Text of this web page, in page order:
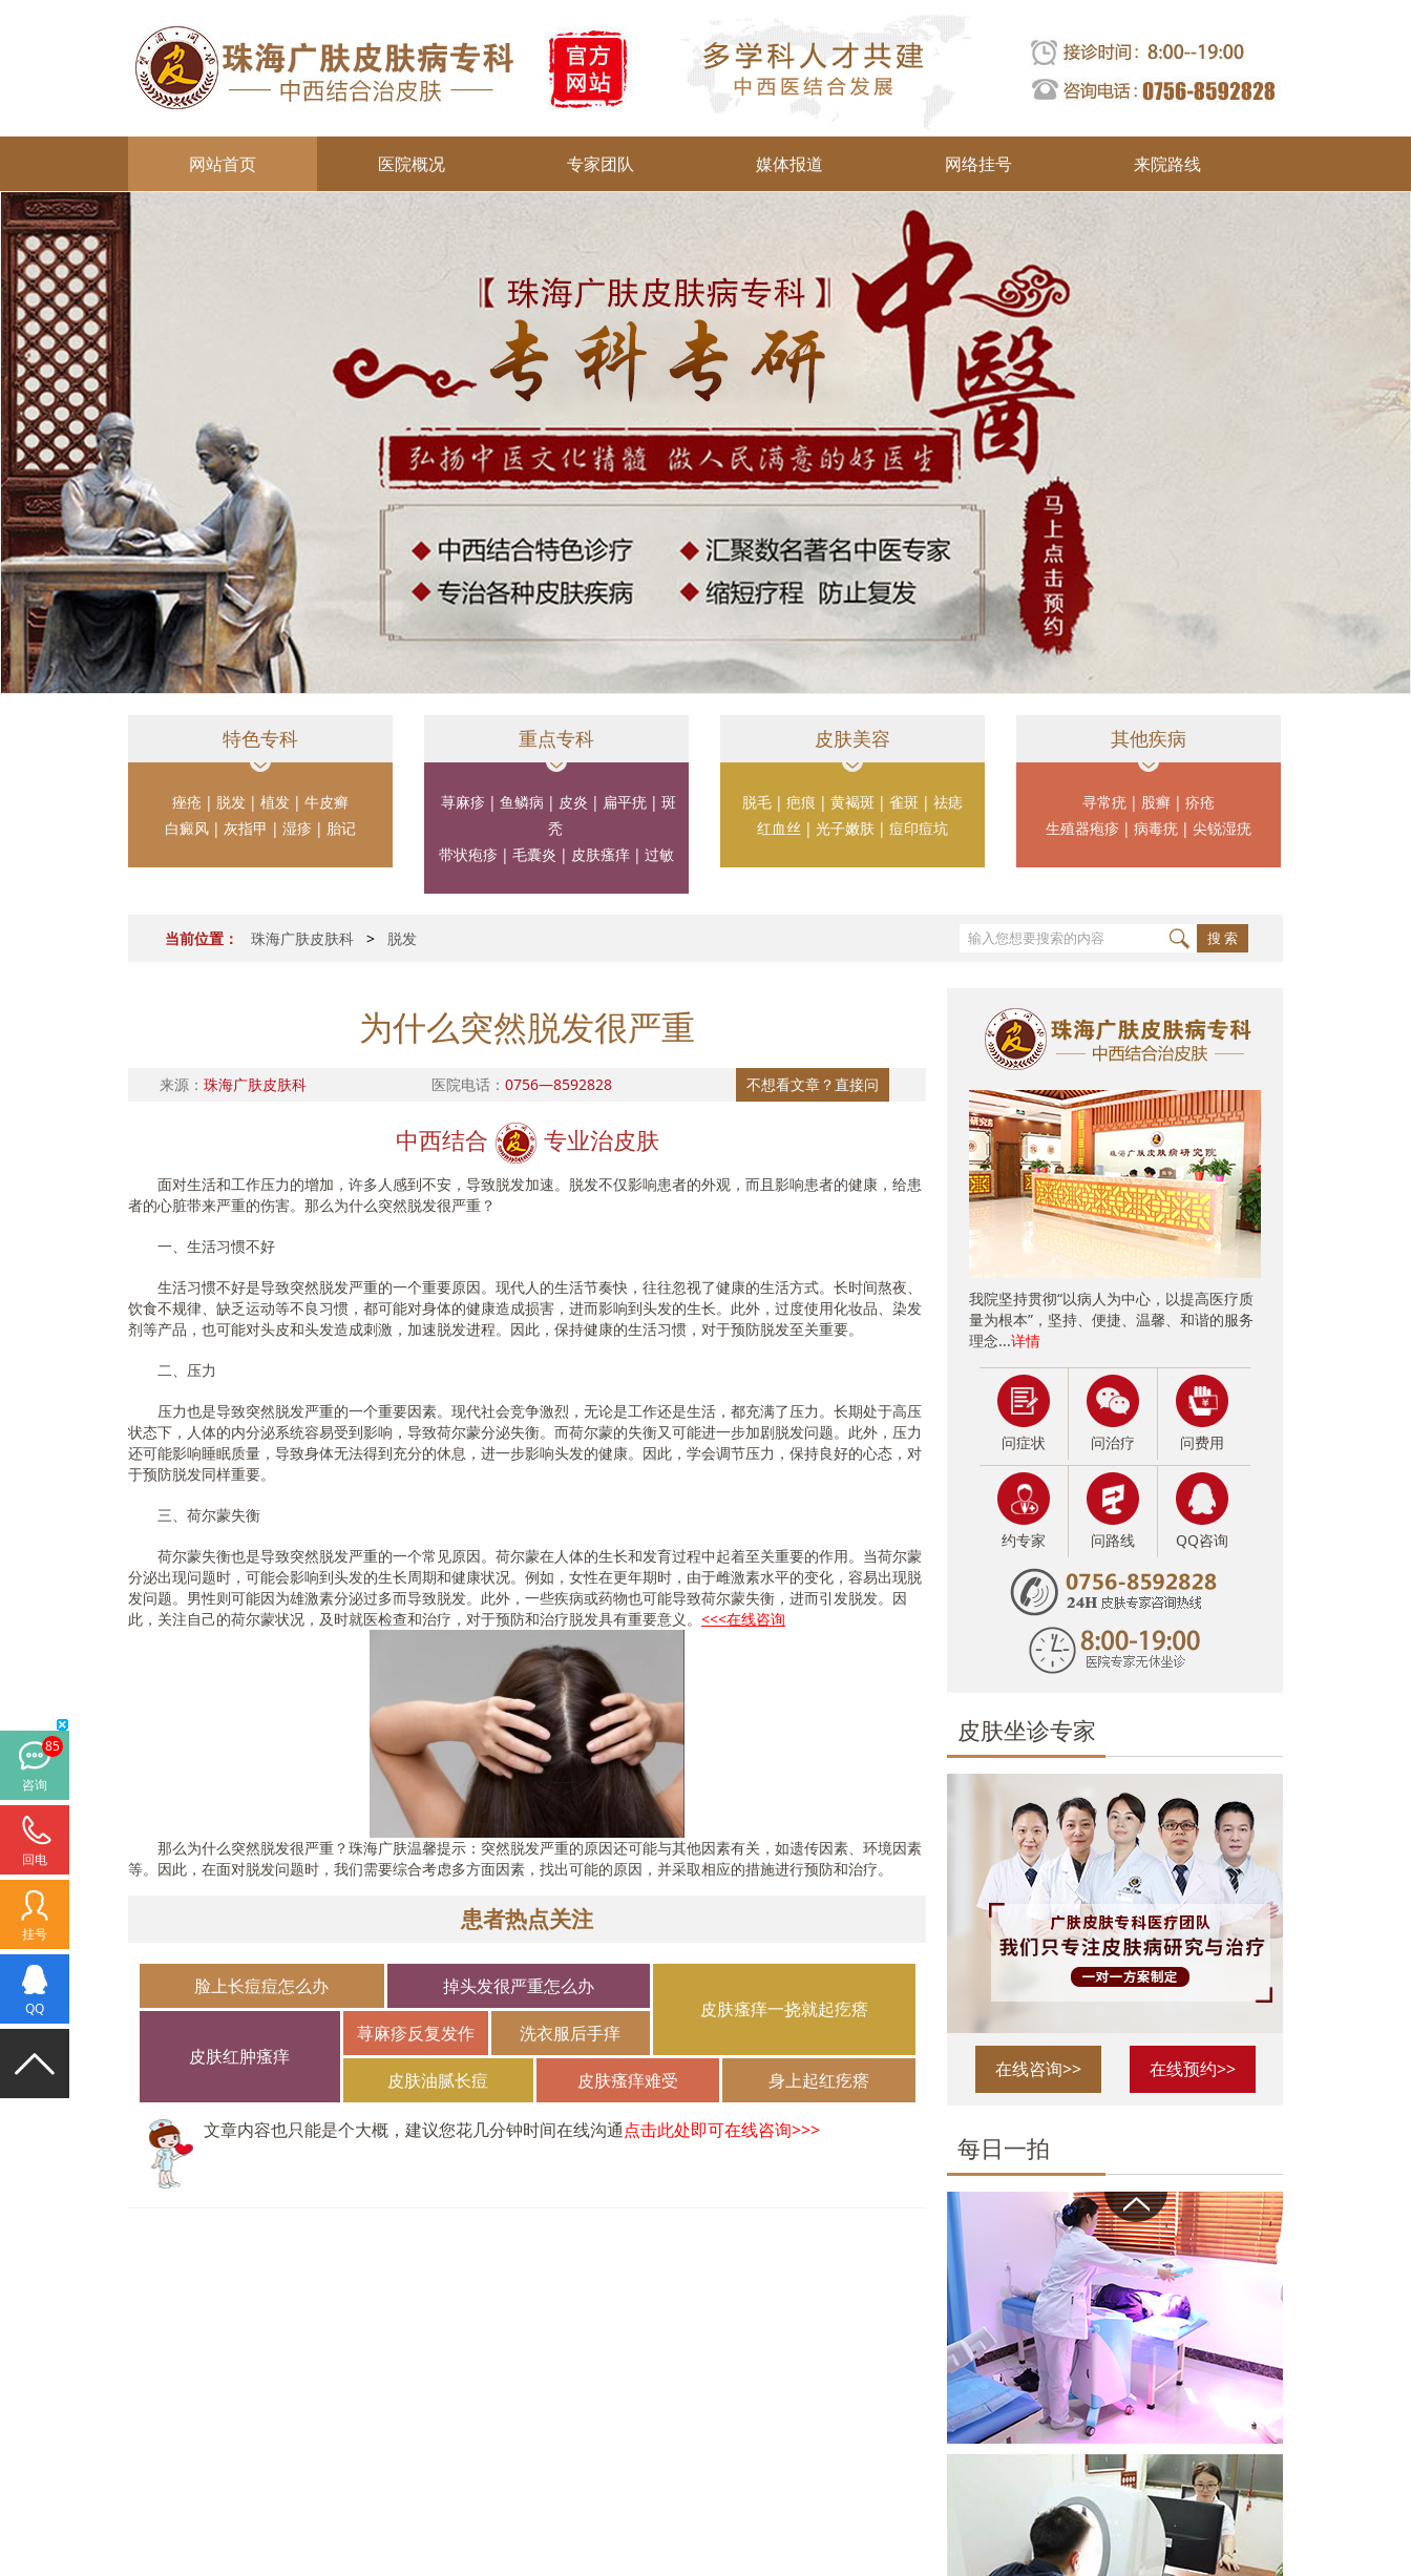
网站首页 医院概况 专家团队 媒体报道 网络挂号 来院路线
特色专科
痤疮 | 脱发 | 植发 | 牛皮癣
白癜风 | 灰指甲 | 湿疹 | 胎记
重点专科
荨麻疹 | 鱼鳞病 | 皮炎 | 扁平疣 | 斑
秃
带状疱疹 | 毛囊炎 | 皮肤瘙痒 | 过敏
皮肤美容
脱毛 | 疤痕 | 黄褐斑 | 雀斑 | 祛痣
红血丝 | 光子嫩肤 | 痘印痘坑
其他疾病
寻常疣 | 股癣 | 疥疮
生殖器疱疹 | 病毒疣 | 尖锐湿疣
当前位置： 珠海广肤皮肤科 > 脱发
为什么突然脱发很严重
来源： 珠海广肤皮肤科 医院电话： 0756—8592828 不想看文章？直接问
中西结合 专业治皮肤
面对生活和工作压力的增加，许多人感到不安，导致脱发加速。脱发不仅影响患者的外观，而且影响患者的健康，给患
者的心脏带来严重的伤害。那么为什么突然脱发很严重？
一、生活习惯不好
生活习惯不好是导致突然脱发严重的一个重要原因。现代人的生活节奏快，往往忽视了健康的生活方式。长时间熬夜、
饮食不规律、缺乏运动等不良习惯，都可能对身体的健康造成损害，进而影响到头发的生长。此外，过度使用化妆品、染发
剂等产品，也可能对头皮和头发造成刺激，加速脱发进程。因此，保持健康的生活习惯，对于预防脱发至关重要。
二、压力
压力也是导致突然脱发严重的一个重要因素。现代社会竞争激烈，无论是工作还是生活，都充满了压力。长期处于高压
状态下，人体的内分泌系统容易受到影响，导致荷尔蒙分泌失衡。而荷尔蒙的失衡又可能进一步加剧脱发问题。此外，压力
还可能影响睡眠质量，导致身体无法得到充分的休息，进一步影响头发的健康。因此，学会调节压力，保持良好的心态，对
于预防脱发同样重要。
三、荷尔蒙失衡
荷尔蒙失衡也是导致突然脱发严重的一个常见原因。荷尔蒙在人体的生长和发育过程中起着至关重要的作用。当荷尔蒙
分泌出现问题时，可能会影响到头发的生长周期和健康状况。例如，女性在更年期时，由于雌激素水平的变化，容易出现脱
发问题。男性则可能因为雄激素分泌过多而导致脱发。此外，一些疾病或药物也可能导致荷尔蒙失衡，进而引发脱发。因
此，关注自己的荷尔蒙状况，及时就医检查和治疗，对于预防和治疗脱发具有重要意义。 <<<在线咨询
那么为什么突然脱发很严重？珠海广肤温馨提示：突然脱发严重的原因还可能与其他因素有关，如遗传因素、环境因素
等。因此，在面对脱发问题时，我们需要综合考虑多方面因素，找出可能的原因，并采取相应的措施进行预防和治疗。
患者热点关注
脸上长痘痘怎么办
掉头发很严重怎么办
皮肤瘙痒一挠就起疙瘩
皮肤红肿瘙痒
荨麻疹反复发作 洗衣服后手痒
皮肤油腻长痘 皮肤瘙痒难受 身上起红疙瘩
文章内容也只能是个大概，建议您花几分钟时间在线沟通点击此处即可在线咨询>>>
我院坚持贯彻“以病人为中心，以提高医疗质
量为根本”，坚持、便捷、温馨、和谐的服务
理念...详情
问症状 问治疗 问费用
约专家 问路线 QQ咨询
皮肤坐诊专家
在线咨询>> 在线预约>>
每日一拍
85
咨询
回电
挂号
QQ